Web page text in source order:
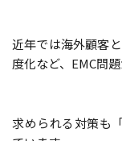
近年では海外顧客
度化など、EMC問
求められる対策も